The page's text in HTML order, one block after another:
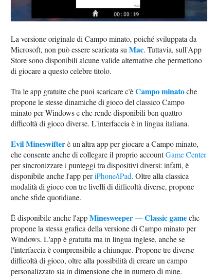
La versione originale di Campo minato, poiché sviluppata da
Microsoft, non può essere scaricata suMac. Tuttavia, sull'App
Store sono disponibili alcune valide alternative che permettono
di giocare a questo celebre titolo.
Tra le app gratuite che puoi scaricare c'èCampo minatoche
propone le stesse dinamiche di gioco del classico Campo
minato per Windows e che rende disponibili ben quattro
difficoltà di gioco diverse. L'interfaccia è in lingua italiana.
Evil Mineswifterè un'altra app per giocare a Campo minato,
che consente anche di collegare il proprio accountGame Center
per sincronizzare i punteggi tra dispositivi diversi: infatti, è
disponibile anche l'app periPhone/iPad. Oltre alla classica
modalità di gioco con tre livelli di difficoltà diverse, propone
anche sfide quotidiane.
È disponibile anche l'appMinesweeper — Classic gameche
propone la stessa grafica della versione di Campo minato per
Windows. L'app è gratuita ma in lingua inglese, anche se
l'interfaccia è comprensibile a chiunque. Propone tre diverse
difficoltà di gioco, oltre alla possibilità di creare un campo
personalizzato sia in dimensione che in numero di mine.